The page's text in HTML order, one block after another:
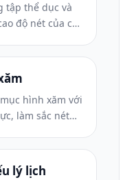
tập thể dục và
độ nét của cơ,
có độ tương
hình xăm với
làm sắc nét
sĩ và
lý lịch